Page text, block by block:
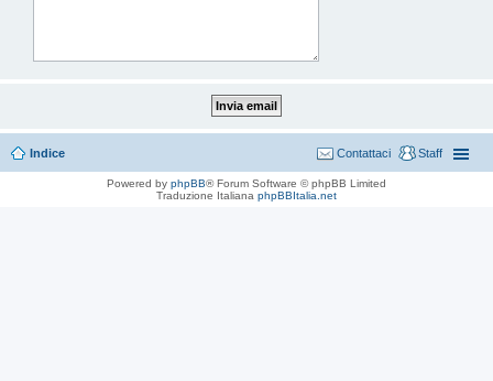
Indice Staff
Contattaci
Powered by phpBB® Forum Software © phpBB Limited
Traduzione Italiana phpBBItalia.net